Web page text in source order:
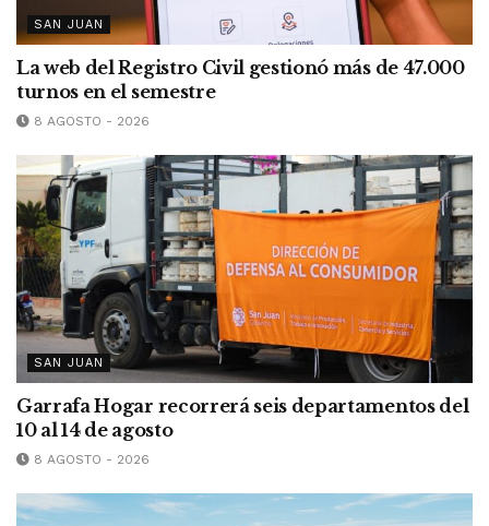
SAN JUAN
La web del Registro Civil gestionó más de 47.000
turnos en el semestre
8 AGOSTO - 2026
SAN JUAN
Garrafa Hogar recorrerá seis departamentos del
10 al 14 de agosto
8 AGOSTO - 2026